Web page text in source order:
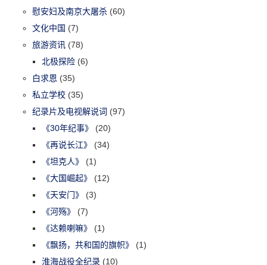
慰安妇及南京大屠杀 (60)
文化中国 (7)
旅游资讯 (78)
北极探险 (6)
白求恩 (35)
私立学校 (35)
纪录片及电视解说词 (97)
《30年纪事》
(20)
《再说长江》
(34)
《坦克人》
(1)
《大国崛起》
(12)
《天安门》
(3)
《河殇》
(7)
《达赖喇嘛》
(1)
《飘扬，共和国的旗帜》
(1)
淮海战役全纪录 (10)